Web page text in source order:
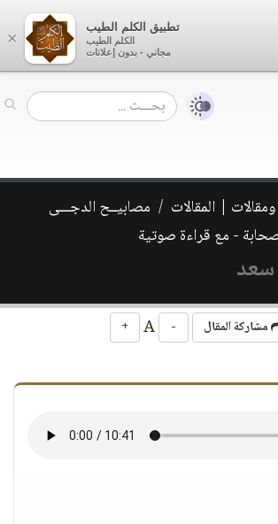
| المقالات
مصابيــح الدجـــى
- مع قراءة صوتية
مشاركة المقال -
+
×
تطبيق الكلم الطيب
الكلم الطيب
مجاني - بدون إعلانات